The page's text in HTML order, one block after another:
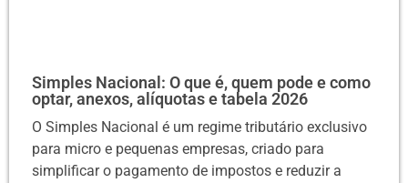
Simples Nacional: O que é, quem pode e como
optar, anexos, alíquotas e tabela 2026
O Simples Nacional é um regime tributário exclusivo
para micro e pequenas empresas, criado para
simplificar o pagamento de impostos e reduzir a